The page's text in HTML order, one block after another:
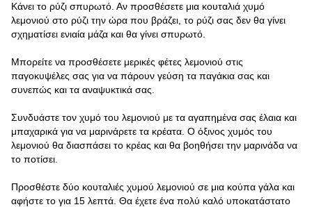
Κάνει το ρύζι σπυρωτό. Αν προσθέσετε μια κουταλιά χυμό
λεμονιού στο ρύζι την ώρα που βράζει, το ρύζι σας δεν θα γίνει
σχηματίσει ενιαία μάζα και θα γίνει σπυρωτό.
Μπορείτε να προσθέσετε μερικές φέτες λεμονιού στις
παγοκυψέλες σας για να πάρουν γεύση τα παγάκια σας και
συνεπώς και τα αναψυκτικά σας.
Συνδυάστε τον χυμό του λεμονιού με τα αγαπημένα σας έλαια και
μπαχαρικά για να μαρινάρετε τα κρέατα. Ο όξινος χυμός του
λεμονιού θα διασπάσει το κρέας και θα βοηθήσει την μαρινάδα να
το ποτίσει.
Προσθέστε δύο κουταλιές χυμού λεμονιού σε μια κούπα γάλα και
αφήστε το για 15 λεπτά. Θα έχετε ένα πολύ καλό υποκατάστατο